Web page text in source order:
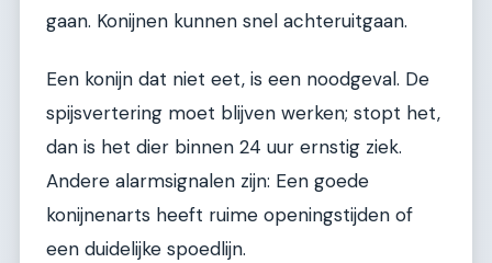
gaan. Konijnen kunnen snel achteruitgaan.
Een konijn dat niet eet, is een noodgeval. De
spijsvertering moet blijven werken; stopt het,
dan is het dier binnen 24 uur ernstig ziek.
Andere alarmsignalen zijn: Een goede
konijnenarts heeft ruime openingstijden of
een duidelijke spoedlijn.